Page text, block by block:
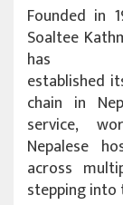
Founded in
Soaltee
has
established
chain in
service,
Nepalese
across
stepping into